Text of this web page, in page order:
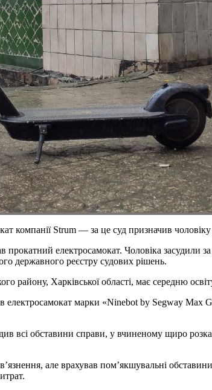
компанії Strum — за це суд призначив
прокатний електросамокат. Чоловіка засудили
державного реєстру судових рішень.
району, Харківської області, має середню
електросамокат марки «Ninebot by Segway
всі обставини справи, у вчиненому щиро
але врахував пом’якшувальні